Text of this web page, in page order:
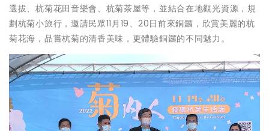
選拔、杭菊花田音樂會、杭菊茶屋等，並結合在地觀光資源，規
劃杭菊小旅行，邀請民眾11月19、20日前來銅鑼，欣賞美麗的杭
菊花海，品嘗杭菊的清香美味，更體驗銅鑼的不同魅力。